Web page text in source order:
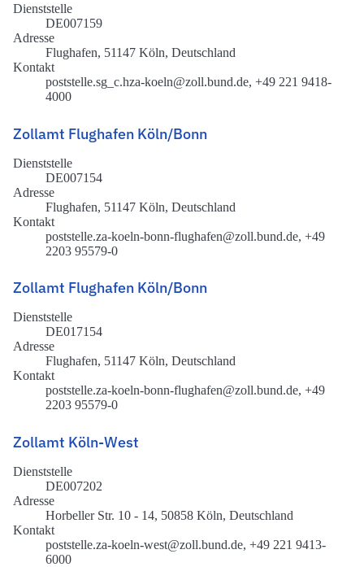
Dienststelle
DE007159
Adresse
Flughafen, 51147 Köln, Deutschland
Kontakt
poststelle.sg_c.hza-koeln@zoll.bund.de, +49 221 9418-
4000
Zollamt Flughafen Köln/Bonn
Dienststelle
DE007154
Adresse
Flughafen, 51147 Köln, Deutschland
Kontakt
poststelle.za-koeln-bonn-flughafen@zoll.bund.de, +49
2203 95579-0
Zollamt Flughafen Köln/Bonn
Dienststelle
DE017154
Adresse
Flughafen, 51147 Köln, Deutschland
Kontakt
poststelle.za-koeln-bonn-flughafen@zoll.bund.de, +49
2203 95579-0
Zollamt Köln-West
Dienststelle
DE007202
Adresse
Horbeller Str. 10 - 14, 50858 Köln, Deutschland
Kontakt
poststelle.za-koeln-west@zoll.bund.de, +49 221 9413-
6000